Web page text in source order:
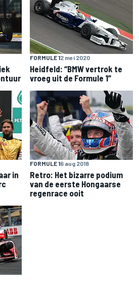
FORMULE 12 mei 2020
Heidfeld: “BMW vertrok te
vroeg uit de Formule 1”
in
FORMULE 16 aug 2018
Retro: Het bizarre podium
van de eerste Hongaarse
regenrace ooit